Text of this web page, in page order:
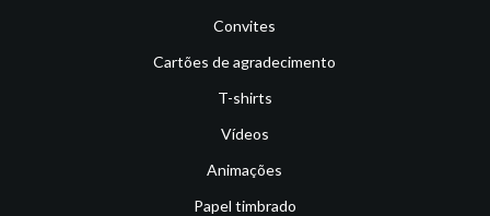
Convites
Cartões de agradecimento
T-shirts
Vídeos
Animações
Papel timbrado